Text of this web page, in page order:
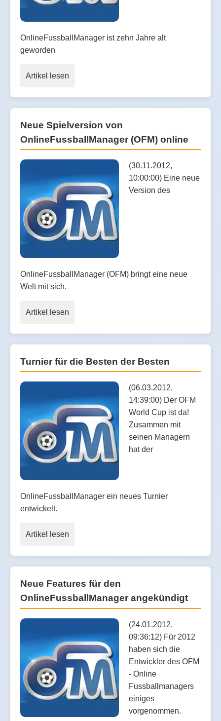
OnlineFussballManager ist zehn Jahre alt
geworden
Artikel lesen
Neue Spielversion von
OnlineFussballManager (OFM) online
(30.11.2012,
10:00:00) Eine neue
Version des
OnlineFussballManager (OFM) bringt eine neue
Welt mit sich.
Artikel lesen
Turnier für die Besten der Besten
(06.03.2012,
14:39:00) Der OFM
World Cup ist da!
Zusammen mit
seinen Managern
hat der
OnlineFussballManager ein neues Turnier
entwickelt.
Artikel lesen
Neue Features für den
OnlineFussballManager angekündigt
(24.01.2012,
09:36:12) Für 2012
haben sich die
Entwickler des OFM
- Online
Fussballmanagers
einiges
vorgenommen.